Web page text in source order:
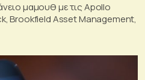
μαμουθ με τις Apollo
Brookfield Asset Management,